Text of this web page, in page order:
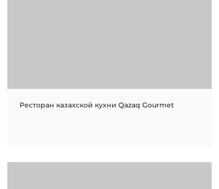
Ресторан казахской кухни Qazaq Gourmet